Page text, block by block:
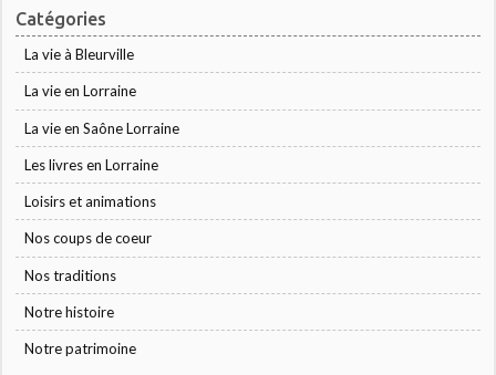
Catégories
La vie à Bleurville
La vie en Lorraine
La vie en Saône Lorraine
Les livres en Lorraine
Loisirs et animations
Nos coups de coeur
Nos traditions
Notre histoire
Notre patrimoine